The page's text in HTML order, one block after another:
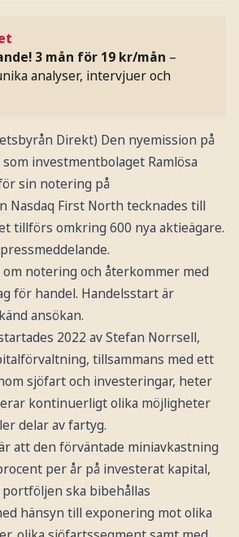
3 mån för 19 kr/mån –
analyser, intervjuer och
Direkt) Den nyemission på
investmentbolaget Ramlösa
sin notering på
Nasdaq First North tecknades till
tillförs omkring 600 nya aktieägare.
notering och återkommer med
för handel. Handelsstart är
ansökan.
2022 av Stefan Norrsell,
tillsammans med ett
sjöfart och investeringar, heter
kontinuerligt olika möjligheter
delar av fartyg.
att den förväntade miniavkastning
per år på investerat kapital,
ska bibehållas
hänsyn till exponering mot olika